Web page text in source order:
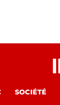
SOCIÉTÉ